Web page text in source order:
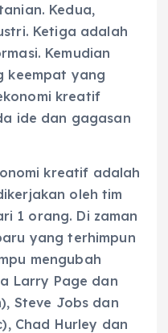
Kedua,
Ketiga adalah
Kemudian
keempat yang
kreatif
ide dan gagasan
kreatif adalah
oleh tim
1 orang. Di zaman
yang terhimpun
mengubah
Larry Page dan
Steve Jobs dan
Chad Hurley dan